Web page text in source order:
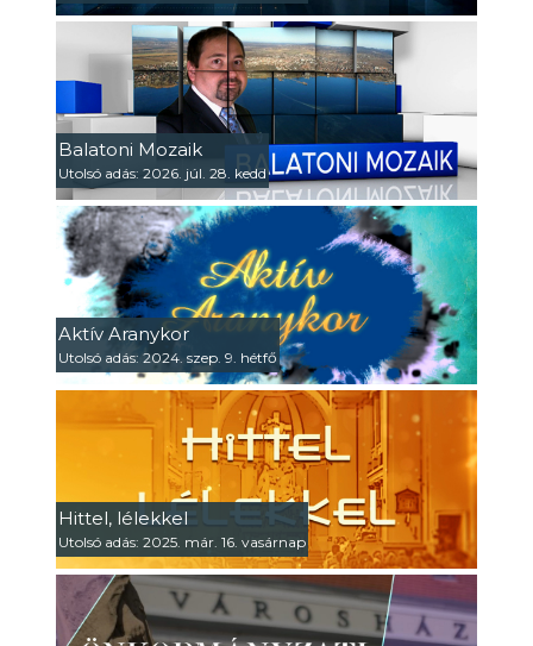
Balatoni Mozaik
Utolsó adás: 2026. júl. 28. kedd
Aktív Aranykor
Utolsó adás: 2024. szep. 9. hétfő
Hittel, lélekkel
Utolsó adás: 2025. már. 16. vasárnap